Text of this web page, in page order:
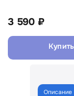
3 590 ₽
Описание